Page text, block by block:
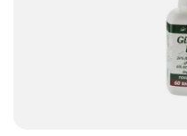
DETOXIKAČNÍ